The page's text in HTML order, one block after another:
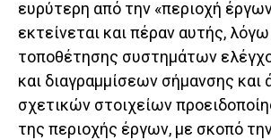
ευρύτερη από την «περιοχή
εκτείνεται και πέραν αυτής,
τοποθέτησης συστημάτων
και διαγραμμίσεων σήμανσης και
σχετικών στοιχείων
της περιοχής έργων, με σκοπό